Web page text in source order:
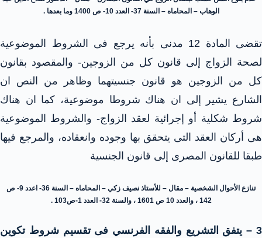
الوهاب – المحاماه – السنة 37- العدد 10- ص 1400 وما بعدها .
تقضى المادة 12 مدنى بأنه يرجع فى الشروط الموضوعية
لصحة الزواج إلى قانون كل من الزوجين- والمقصود بقانون
كل من الزوجين هو قانون جنسيتهما وظاهر من النص ان
الشارع يشير إلى ان هناك شروطا موضوعية، كما ان هناك
شروط شكلية أو إجرائية لعقد الزواج- والشروط الموضوعية
هى أركان العقد التى يتحقق بها وجوده وانعقاده، والمرجع فيها
طبقا للقانون المصرى إلى قانون الجنسية
تنازع الأحوال الشخصية – مقال – للأستاذ نصيف زكي – المحاماه – السنة 36- اعدد 9- ص
142 ، والعدد 10 ص 1601 ، والسنة 32- العدد 1-ص103 .
3 – يتفق التشريع والفقه الفرنسي فى تقسيم شروط تكوين